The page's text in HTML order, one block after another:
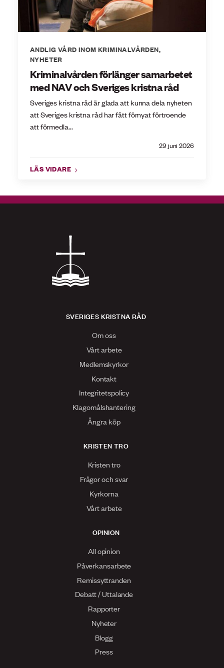
ANDLIG VÅRD INOM KRIMINALVÅRDEN,
NYHETER
Kriminalvården förlänger samarbetet
med NAV och Sveriges kristna råd
29 juni 2026
Sveriges kristna råd är glada att kunna dela nyheten
att Sveriges kristna råd har fått förnyat förtroende
att förmedla...
LÄS VIDARE
SVERIGES KRISTNA RÅD
Om oss
Vårt arbete
Medlemskyrkor
Kontakt
Integritetspolicy
Klagomålshantering
Ångra köp
KRISTEN TRO
Kristen tro
Frågor och svar
Kyrkorna
Vårt arbete
OPINION
All opinion
Påverkansarbete
Remissyttranden
Debatt / Uttalande
Rapporter
Nyheter
Blogg
Press